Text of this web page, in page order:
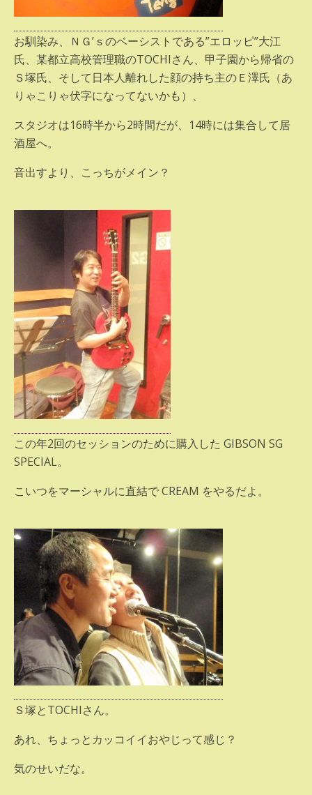
お馴染み、ＮＧ’ｓのベーシストである”エロッピ”大江
氏、某都立高校管理職のTOCHIさん、甲子園から帰省の
Ｓ塚氏、そして日本人離れした顔の持ち主のＥ澤氏（あ
りゃこりゃ伏字になってないかも）、
スタジオは16時半から2時間だが、14時には集合して居
酒屋へ。
音出すより、こっちがメイン？
この年2回のセッションのために購入した GIBSON SG
SPECIAL。
こいつをマーシャルに直結で CREAM をやるだよ。
Ｓ塚とTOCHIさん。
あれ、ちょっとカッコイイおやじって感じ？
気のせいだな。